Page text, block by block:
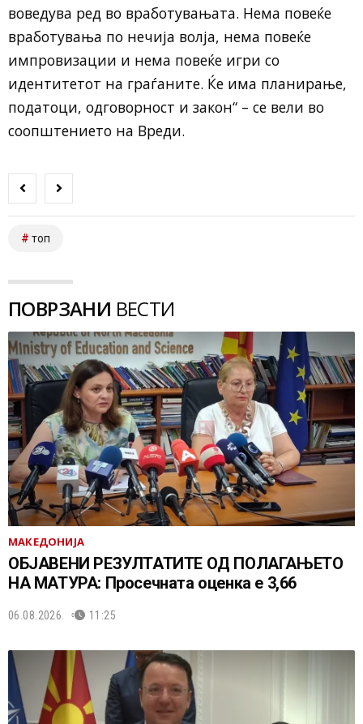
воведува ред во вработувањата. Нема повеќе
вработувања по нечија волја, нема повеќе
импровизации и нема повеќе игри со
идентитетот на граѓаните. Ќе има планирање,
податоци, одговорност и закон“ – се вели во
соопштението на Вреди.
топ
ПОВРЗАНИ ВЕСТИ
МАКЕДОНИЈА
ОБЈАВЕНИ РЕЗУЛТАТИТЕ ОД ПОЛАГАЊЕТО
НА МАТУРА: Просечната оценка е 3,66
06.08.2026. 11:25